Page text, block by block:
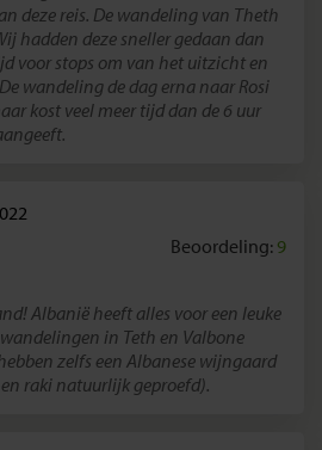
deze reis. De wandeling van Theth
hadden deze sneller gedaan dan
voor stops om van het uitzicht en
wandeling de dag erna naar Rosi
kost veel meer tijd dan de 6 uur
Beoordeling: 9
Albanië heeft alles voor een leuke
in Teth en Valbone
zelfs een Albanese wijngaard
raki natuurlijk geproefd).